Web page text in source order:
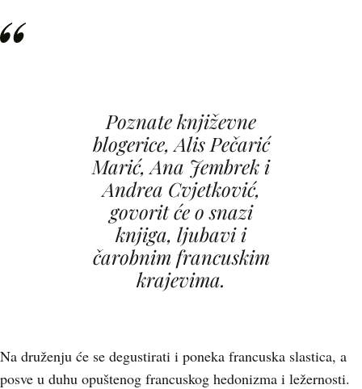
Poznate književne
blogerice, Alis Pečarić
Marić, Ana Jembrek i
Andrea Cvjetković,
govorit će o snazi
knjiga, ljubavi i
čarobnim francuskim
krajevima.
Na druženju će se degustirati i poneka francuska slastica, a
posve u duhu opuštenog francuskog hedonizma i ležernosti.